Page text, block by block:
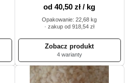
od 40,50 zł / kg
Opakowanie: 22,68 kg
· zakup od 918,54 zł
4 warianty